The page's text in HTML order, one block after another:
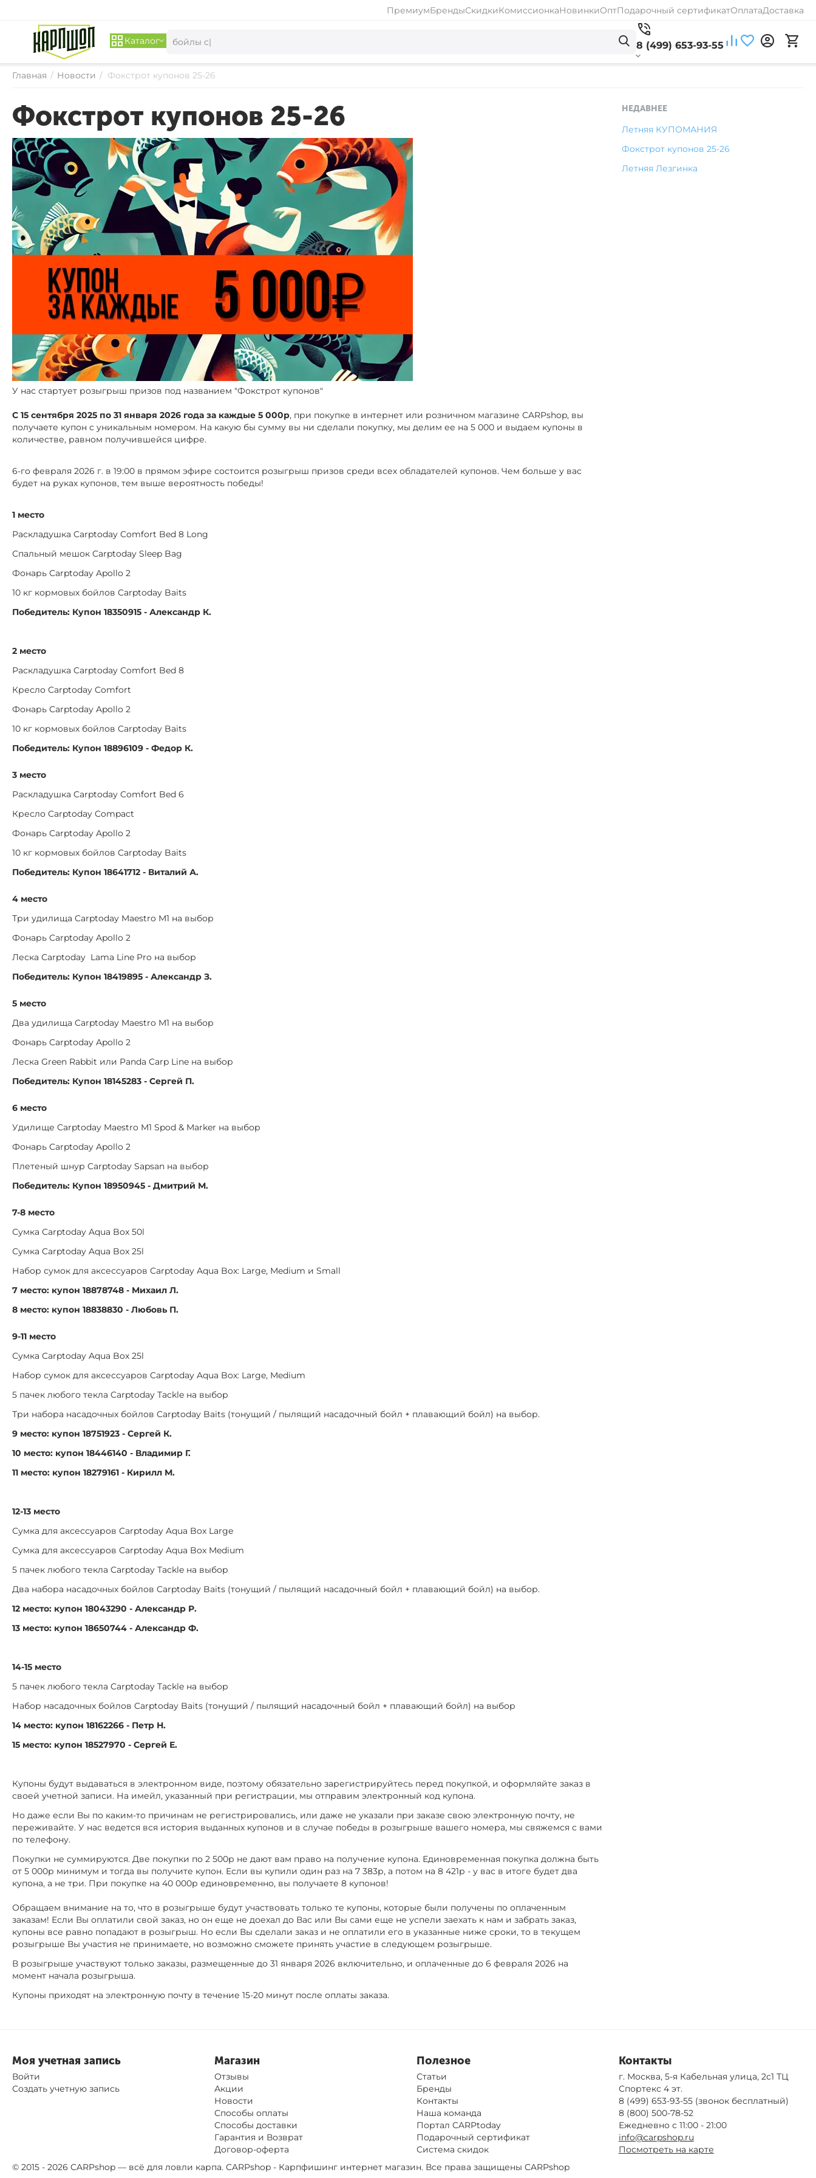
ПремиумБрендыСкидкиКомиссионкаНовинкиОптПодарочный сертификатОплатаДоставка
Каталог 8 (499) 653-93-55
Главная / Новости / Фокстрот купонов 25-26
Фокстрот купонов 25-26
У нас стартует розыгрыш призов под названием "Фокстрот купонов"
С 15 сентября 2025 по 31 января 2026 года за каждые 5 000р, при покупке в интернет или розничном магазине CARPshop, вы
получаете купон с уникальным номером. На какую бы сумму вы ни сделали покупку, мы делим ее на 5 000 и выдаем купоны в
количестве, равном получившейся цифре.
6-го февраля 2026 г. в 19:00 в прямом эфире состоится розыгрыш призов среди всех обладателей купонов. Чем больше у вас
будет на руках купонов, тем выше вероятность победы!
1 место
Раскладушка Carptoday Comfort Bed 8 Long
Спальный мешок Carptoday Sleep Bag
Фонарь Carptoday Apollo 2
10 кг кормовых бойлов Carptoday Baits
Победитель: Купон 18350915 - Александр К.
2 место
Раскладушка Carptoday Comfort Bed 8
Кресло Carptoday Comfort
Фонарь Carptoday Apollo 2
10 кг кормовых бойлов Carptoday Baits
Победитель: Купон 18896109 - Федор К.
3 место
Раскладушка Carptoday Comfort Bed 6
Кресло Carptoday Compact
Фонарь Carptoday Apollo 2
10 кг кормовых бойлов Carptoday Baits
Победитель: Купон 18641712 - Виталий А.
4 место
Три удилища Carptoday Maestro M1 на выбор
Фонарь Carptoday Apollo 2
Леска Carptoday Lama Line Pro на выбор
Победитель: Купон 18419895 - Александр З.
5 место
Два удилища Carptoday Maestro M1 на выбор
Фонарь Carptoday Apollo 2
Леска Green Rabbit или Panda Carp Line на выбор
Победитель: Купон 18145283 - Сергей П.
6 место
Удилище Carptoday Maestro M1 Spod & Marker на выбор
Фонарь Carptoday Apollo 2
Плетеный шнур Carptoday Sapsan на выбор
Победитель: Купон 18950945 - Дмитрий М.
7-8 место
Сумка Carptoday Aqua Box 50l
Сумка Carptoday Aqua Box 25l
Набор сумок для аксессуаров Carptoday Aqua Box: Large, Medium и Small
7 место: купон 18878748 - Михаил Л.
8 место: купон 18838830 - Любовь П.
9-11 место
Сумка Carptoday Aqua Box 25l
Набор сумок для аксессуаров Carptoday Aqua Box: Large, Medium
5 пачек любого текла Carptoday Tackle на выбор
Три набора насадочных бойлов Carptoday Baits (тонущий / пылящий насадочный бойл + плавающий бойл) на выбор.
9 место: купон 18751923 - Сергей К.
10 место: купон 18446140 - Владимир Г.
11 место: купон 18279161 - Кирилл М.
12-13 место
Сумка для аксессуаров Carptoday Aqua Box Large
Сумка для аксессуаров Carptoday Aqua Box Medium
5 пачек любого текла Carptoday Tackle на выбор
Два набора насадочных бойлов Carptoday Baits (тонущий / пылящий насадочный бойл + плавающий бойл) на выбор.
12 место: купон 18043290 - Александр Р.
13 место: купон 18650744 - Александр Ф.
14-15 место
5 пачек любого текла Carptoday Tackle на выбор
Набор насадочных бойлов Carptoday Baits (тонущий / пылящий насадочный бойл + плавающий бойл) на выбор
14 место: купон 18162266 - Петр Н.
15 место: купон 18527970 - Сергей Е.
Купоны будут выдаваться в электронном виде, поэтому обязательно зарегистрируйтесь перед покупкой, и оформляйте заказ в
своей учетной записи. На имейл, указанный при регистрации, мы отправим электронный код купона.
Но даже если Вы по каким-то причинам не регистрировались, или даже не указали при заказе свою электронную почту, не
переживайте. У нас ведется вся история выданных купонов и в случае победы в розыгрыше вашего номера, мы свяжемся с вами
по телефону.
Покупки не суммируются. Две покупки по 2 500р не дают вам право на получение купона. Единовременная покупка должна быть
от 5 000р минимум и тогда вы получите купон. Если вы купили один раз на 7 383р, а потом на 8 421р - у вас в итоге будет два
купона, а не три. При покупке на 40 000р единовременно, вы получаете 8 купонов!
Обращаем внимание на то, что в розыгрыше будут участвовать только те купоны, которые были получены по оплаченным
заказам! Если Вы оплатили свой заказ, но он еще не доехал до Вас или Вы сами еще не успели заехать к нам и забрать заказ,
купоны все равно попадают в розыгрыш. Но если Вы сделали заказ и не оплатили его в указанные ниже сроки, то в текущем
розыгрыше Вы участия не принимаете, но возможно сможете принять участие в следующем розыгрыше.
В розыгрыше участвуют только заказы, размещенные до 31 января 2026 включительно, и оплаченные до 6 февраля 2026 на
момент начала розыгрыша.
Купоны приходят на электронную почту в течение 15-20 минут после оплаты заказа.
НЕДАВНЕЕ
Летняя КУПОМАНИЯ
Фокстрот купонов 25-26
Летняя Лезгинка
Моя учетная запись
Войти
Создать учетную запись
Магазин
Отзывы
Акции
Новости
Способы оплаты
Способы доставки
Гарантия и Возврат
Договор-оферта
Полезное
Статьи
Бренды
Контакты
Наша команда
Портал CARPtoday
Подарочный сертификат
Система скидок
Контакты
г. Москва, 5-я Кабельная улица, 2с1 ТЦ
Спортекс 4 эт.
8 (499) 653-93-55(звонок бесплатный)
8 (800) 500-78-52
Ежедневно с 11:00 - 21:00
info@carpshop.ru
Посмотреть на карте
© 2015 - 2026 CARPshop — всё для ловли карпа. CARPshop - Карпфишинг интернет магазин. Все права защищены CARPshop